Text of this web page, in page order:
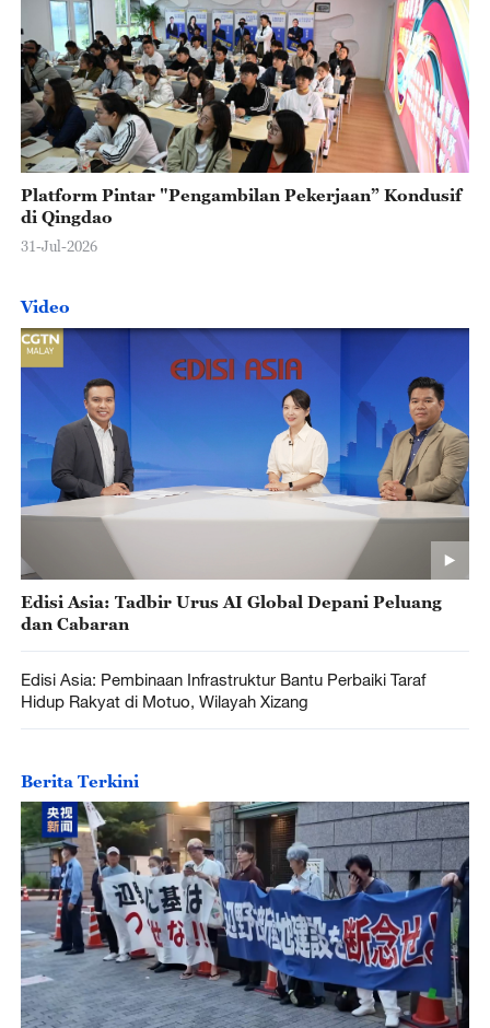
Platform Pintar "Pengambilan Pekerjaan” Kondusif
di Qingdao
31-Jul-2026
Video
Edisi Asia: Tadbir Urus AI Global Depani Peluang
dan Cabaran
Edisi Asia: Pembinaan Infrastruktur Bantu Perbaiki Taraf
Hidup Rakyat di Motuo, Wilayah Xizang
Berita Terkini